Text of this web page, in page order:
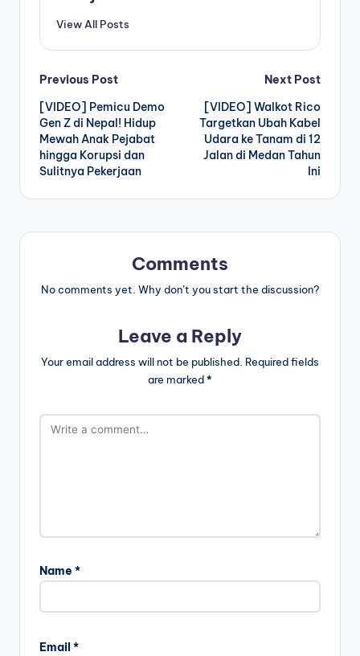
View All Posts
Post
navigation
Previous Post
[VIDEO] Pemicu Demo
Gen Z di Nepal! Hidup
Mewah Anak Pejabat
hingga Korupsi dan
Sulitnya Pekerjaan
Next Post
[VIDEO] Walkot Rico
Targetkan Ubah Kabel
Udara ke Tanam di 12
Jalan di Medan Tahun
Ini
Comments
No comments yet. Why don’t you start the discussion?
Leave a Reply
Your email address will not be published. Required fields
are marked*
Name *
Email *